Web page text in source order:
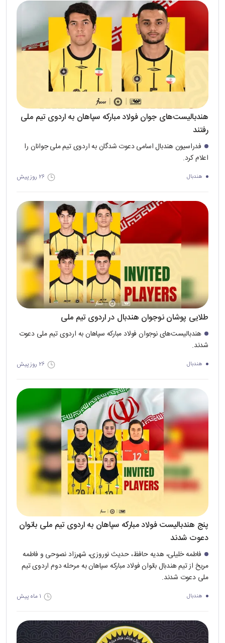
هندبالیست‌های جوان فولاد مبارکه سپاهان به اردوی تیم ملی
رفتند
فدراسیون هندبال اسامی دعوت شدگان به اردوی تیم ملی جوانان را
اعلام کرد.
هندبال ۲۶ روز پیش
طلایی پوشان نوجوان هندبال در اردوی تیم ملی
هندبالیست‌های نوجوان فولاد مبارکه سپاهان به اردوی تیم ملی دعوت
شدند.
هندبال ۲۶ روز پیش
پنج هندبالیست فولاد مبارکه سپاهان به اردوی تیم ملی بانوان
دعوت شدند
فاطمه خلیلی، هدیه حافظ، حدیث نوروزی، شهرزاد نصوحی و فاطمه
مریخ از تیم هندبال بانوان فولاد مبارکه سپاهان به مرحله دوم اردوی تیم
ملی دعوت شدند.
هندبال ۱ ماه پیش